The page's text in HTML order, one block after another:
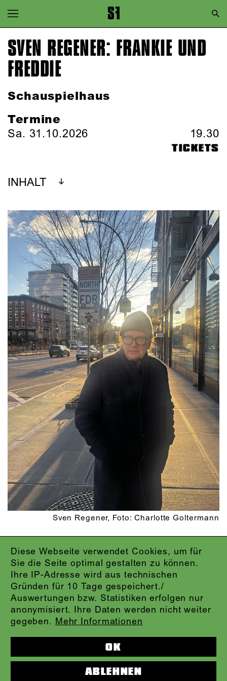
Zur Hauptnavigation springen
Zum Hauptinhalt springen
Zum Footer springen
Diese Webseite verwendet Cookies, um für
Sie die Seite optimal gestalten zu können.
Ihre IP-Adresse wird aus technischen
Gründen für 10 Tage gespeichert./
Auswertungen bzw. Statistiken erfolgen nur
anonymisiert. Ihre Daten werden nicht weiter
gegeben. Mehr Informationen
OK
ABLEHNEN
SVEN REGENER: FRANKIE UND
FREDDIE
Schauspielhaus
Termine
Sa. 31.10.2026 19.30
TICKETS
INHALT
Sven Regener, Foto: Charlotte Goltermann
IMPRESSUM
DATENSCHUTZ
AGB
KONTAKT
ABO-LOGIN
PRESSE